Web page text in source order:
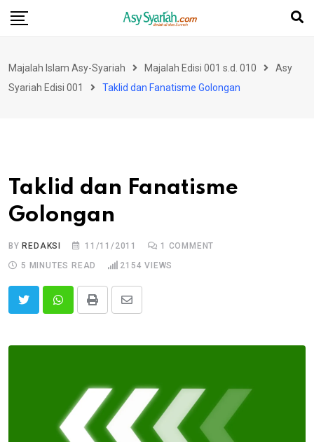
Skip
Majalah Islam Asy-Syariah Majalah Edisi 001 s.d. 010
Asy
Syariah Edisi 001
Taklid dan Fanatisme Golongan
Taklid dan Fanatisme
Golongan
BYREDAKSI 11/11/2011 1 COMMENT
5 MINUTES READ
2154 VIEWS
Print
Share
Email